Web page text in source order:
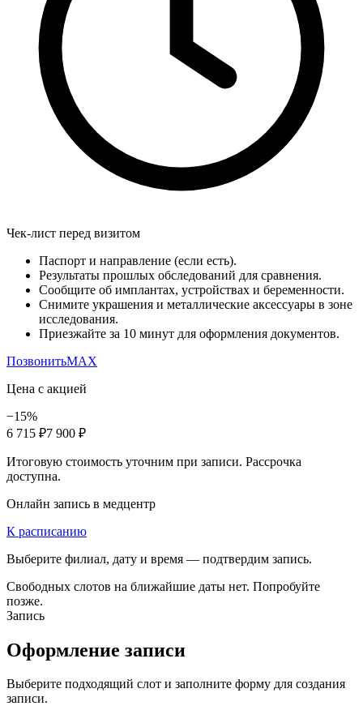
Чек-лист перед визитом
Паспорт и направление (если есть).
Результаты прошлых обследований для сравнения.
Сообщите об имплантах, устройствах и беременности.
Снимите украшения и металлические аксессуары в зоне
исследования.
Приезжайте за 10 минут для оформления документов.
ПозвонитьMAX
Цена с акцией
−15%
6 715 ₽7 900 ₽
Итоговую стоимость уточним при записи. Рассрочка
доступна.
Онлайн запись в медцентр
К расписанию
Выберите филиал, дату и время — подтвердим запись.
Свободных слотов на ближайшие даты нет. Попробуйте
позже.
Запись
Оформление записи
Выберите подходящий слот и заполните форму для создания
записи.